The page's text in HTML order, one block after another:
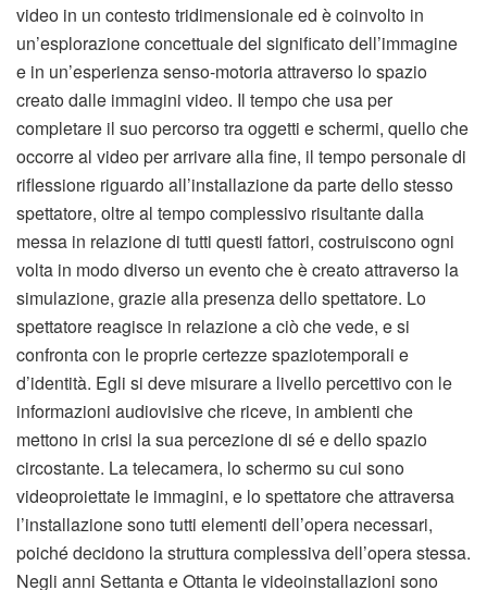
video in un contesto tridimensionale ed è coinvolto in
un’esplorazione concettuale del significato dell’immagine
e in un’esperienza senso-motoria attraverso lo spazio
creato dalle immagini video. Il tempo che usa per
completare il suo percorso tra oggetti e schermi, quello che
occorre al video per arrivare alla fine, il tempo personale di
riflessione riguardo all’installazione da parte dello stesso
spettatore, oltre al tempo complessivo risultante dalla
messa in relazione di tutti questi fattori, costruiscono ogni
volta in modo diverso un evento che è creato attraverso la
simulazione, grazie alla presenza dello spettatore. Lo
spettatore reagisce in relazione a ciò che vede, e si
confronta con le proprie certezze spaziotemporali e
d’identità. Egli si deve misurare a livello percettivo con le
informazioni audiovisive che riceve, in ambienti che
mettono in crisi la sua percezione di sé e dello spazio
circostante. La telecamera, lo schermo su cui sono
videoproiettate le immagini, e lo spettatore che attraversa
l’installazione sono tutti elementi dell’opera necessari,
poiché decidono la struttura complessiva dell’opera stessa.
Negli anni Settanta e Ottanta le videoinstallazioni sono